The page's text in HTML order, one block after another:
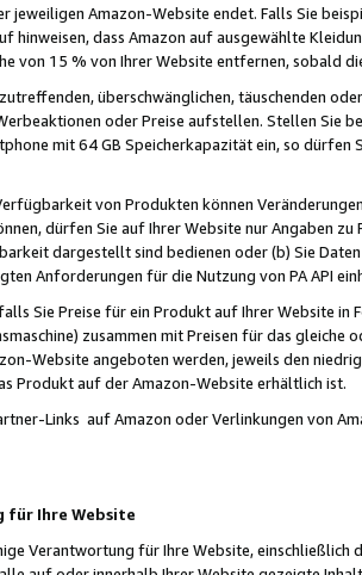
jeweiligen Amazon-Website endet. Falls Sie
hinweisen, dass Amazon auf ausgewählte
von 15 % von Ihrer Website entfernen, sobald
überschwänglichen, täuschenden
oder Preise aufstellen. Stellen Sie
mit 64 GB Speicherkapazität ein, so dürfen
von Produkten können
dürfen Sie auf Ihrer Website nur Angaben
dargestellt sind bedienen oder (b) Sie
Anforderungen für die Nutzung von PA API
Sie Preise für ein Produkt auf Ihrer Website
zusammen mit Preisen für das
Website angeboten werden, jeweils den
Produkt auf der Amazon-Website erhältlich ist.
Links auf Amazon oder Verlinkungen von
für Ihre Website
Verantwortung für Ihre Website,